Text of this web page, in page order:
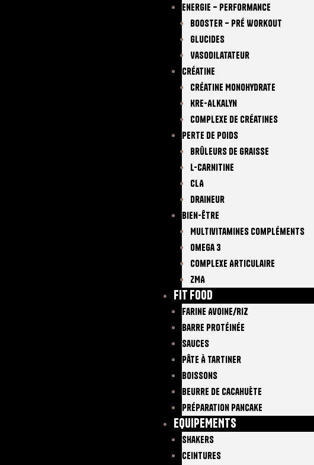
Energie – Performance
Booster – Pré Workout
Glucides
Vasodilatateur
Créatine
Créatine Monohydrate
Kre-Alkalyn
Complexe De Créatines
Perte De Poids
Brûleurs De Graisse
L-Carnitine
CLA
Draineur
Bien-Être
Multivitamines Compléments
Omega 3
Complexe Articulaire
ZMA
FIT FOOD
Farine Avoine/Riz
Barre Protéinée
Sauces
Pâte À Tartiner
Boissons
Beurre De Cacahuète
Préparation Pancake
EQUIPEMENTS
Shakers
Ceintures